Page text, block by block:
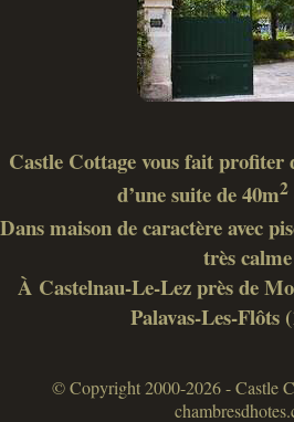
Castle Cottage vous fait profiter
d’une suite de 40m2
Dans maison de caractère avec
très calme
À Castelnau-Le-Lez près de
Palavas-Les-Flôts
© Copyright 2000-2026 - Castle